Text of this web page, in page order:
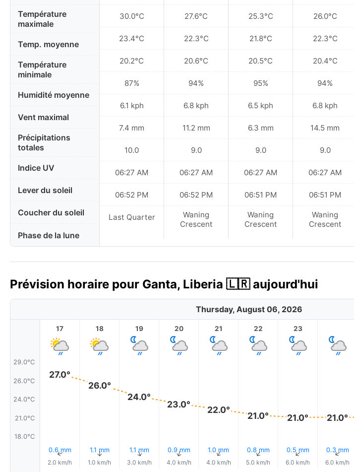
Température
maximale
Temp. moyenne
Température
minimale
Humidité moyenne
Vent maximal
Précipitations
totales
Indice UV
Lever du soleil
Coucher du soleil
Phase de la lune
30.0°C
23.4°C
20.2°C
87%
6.1 kph
7.4 mm
10.0
06:27 AM
06:52 PM
Last Quarter
27.6°C
22.3°C
20.6°C
94%
6.8 kph
11.2 mm
9.0
06:27 AM
06:52 PM
Waning
Crescent
25.3°C
21.8°C
20.5°C
95%
6.5 kph
6.3 mm
9.0
06:27 AM
06:51 PM
Waning
Crescent
26.0°C
22.3°C
20.4°C
94%
6.8 kph
14.5 mm
9.0
06:27 AM
06:51 PM
Waning
Crescent
Prévision horaire pour Ganta, Liberia 🇱🇷 aujourd'hui
Thursday, August 06, 2026
29.0°C
26.0°C
24.0°C
21.0°C
18.0°C
17
27.0°
0.6 mm
↑
2.0 km/h
18
26.0°
1.1 mm
↑
1.0 km/h
19
24.0°
1.1 mm
↑
3.0 km/h
20
23.0°
0.9 mm
↑
4.0 km/h
21
22.0°
1.0 mm
↑
4.0 km/h
22
21.0°
0.8 mm
↑
5.0 km/h
23
21.0°
0.5 mm
↑
6.0 km/h
21.0°
0.3 mm
↑
6.0 km/h